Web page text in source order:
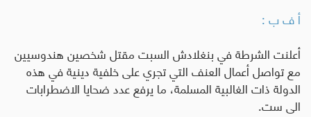
أ ف ب :
أعلنت الشرطة في بنغلادش السبت مقتل شخصين هندوسيين
مع تواصل أعمال العنف التي تجري على خلفية دينية في هذه
الدولة ذات الغالبية المسلمة، ما يرفع عدد ضحايا الاضطرابات
الى ست.